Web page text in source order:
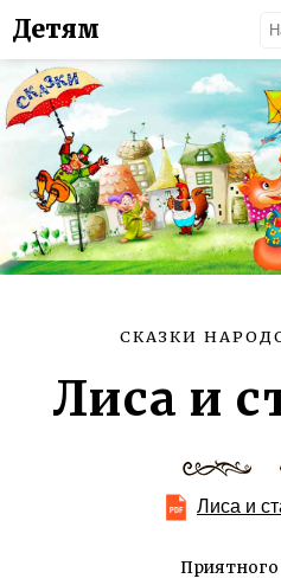
Детям
СКАЗКИ
Лиса и
Лиса и
Приятного